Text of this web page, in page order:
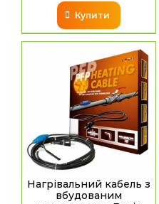
Купити
Нагрівальний кабель з
вбудованим